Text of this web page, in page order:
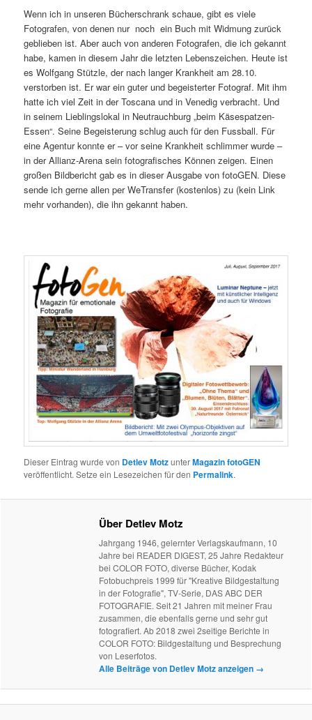
Wenn ich in unseren Bücherschrank schaue, gibt es viele
Fotografen, von denen nur noch ein Buch mit Widmung zurück
geblieben ist. Aber auch von anderen Fotografen, die ich gekannt
habe, kamen in diesem Jahr die letzten Lebenszeichen. Heute ist
es Wolfgang Stützle, der nach langer Krankheit am 28.10.
verstorben ist. Er war ein guter und begeisterter Fotograf. Mit ihm
hatte ich viel Zeit in der Toscana und in Venedig verbracht. Und
in seinem Lieblingslokal in Neutrauchburg „beim Käsespatzen-
Essen“. Seine Begeisterung schlug auch für den Fussball. Für
eine Agentur konnte er – vor seine Krankheit schlimmer wurde –
in der Allianz-Arena sein fotografisches Können zeigen. Einen
großen Bildbericht gab es in dieser Ausgabe von fotoGEN. Diese
sende ich gerne allen per WeTransfer (kostenlos) zu (kein Link
mehr vorhanden), die ihn gekannt haben.
Dieser Eintrag wurde von Detlev MotzunterMagazin fotoGEN
veröffentlicht. Setze ein Lesezeichen für den Permalink.
Über Detlev Motz
Jahrgang 1946, gelernter Verlagskaufmann, 10
Jahre bei READER DIGEST, 25 Jahre Redakteur
bei COLOR FOTO, diverse Bücher, Kodak
Fotobuchpreis 1999 für "Kreative Bildgestaltung
in der Fotografie", TV-Serie, DAS ABC DER
FOTOGRAFIE. Seit 21 Jahren mit meiner Frau
zusammen, die ebenfalls gerne und sehr gut
fotografiert. Ab 2018 zwei 2seitige Berichte in
COLOR FOTO: Bildgestaltung und Besprechung
von Leserfotos.
Alle Beiträge von Detlev Motz anzeigen →